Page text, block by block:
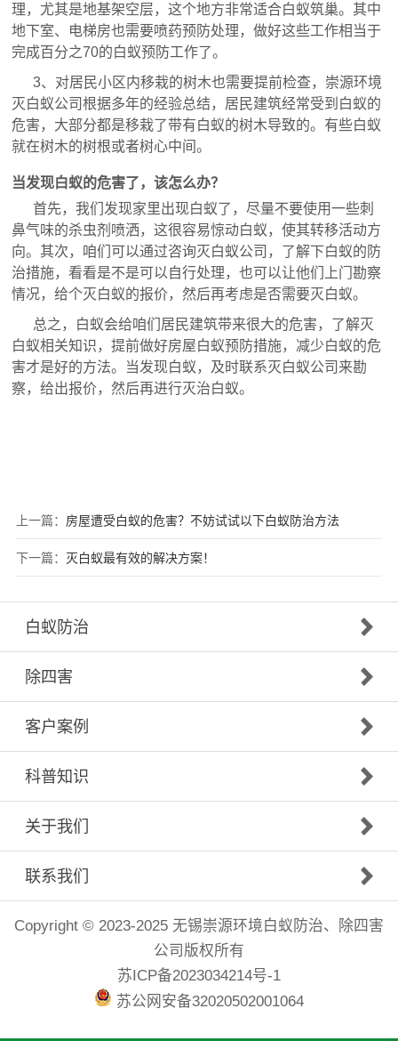
理，尤其是地基架空层，这个地方非常适合白蚁筑巢。其中
地下室、电梯房也需要喷药预防处理，做好这些工作相当于
完成百分之70的白蚁预防工作了。
3、对居民小区内移栽的树木也需要提前检查，崇源环境
灭白蚁公司根据多年的经验总结，居民建筑经常受到白蚁的
危害，大部分都是移栽了带有白蚁的树木导致的。有些白蚁
就在树木的树根或者树心中间。
当发现白蚁的危害了，该怎么办？
首先，我们发现家里出现白蚁了，尽量不要使用一些刺
鼻气味的杀虫剂喷洒，这很容易惊动白蚁，使其转移活动方
向。其次，咱们可以通过咨询灭白蚁公司，了解下白蚁的防
治措施，看看是不是可以自行处理，也可以让他们上门勘察
情况，给个灭白蚁的报价，然后再考虑是否需要灭白蚁。
总之，白蚁会给咱们居民建筑带来很大的危害，了解灭
白蚁相关知识，提前做好房屋白蚁预防措施，减少白蚁的危
害才是好的方法。当发现白蚁，及时联系灭白蚁公司来勘
察，给出报价，然后再进行灭治白蚁。
上一篇： 房屋遭受白蚁的危害？不妨试试以下白蚁防治方法
下一篇： 灭白蚁最有效的解决方案！
白蚁防治
除四害
客户案例
科普知识
关于我们
联系我们
Copyright © 2023-2025 无锡崇源环境白蚁防治、除四害
公司版权所有
苏ICP备2023034214号-1
苏公网安备32020502001064